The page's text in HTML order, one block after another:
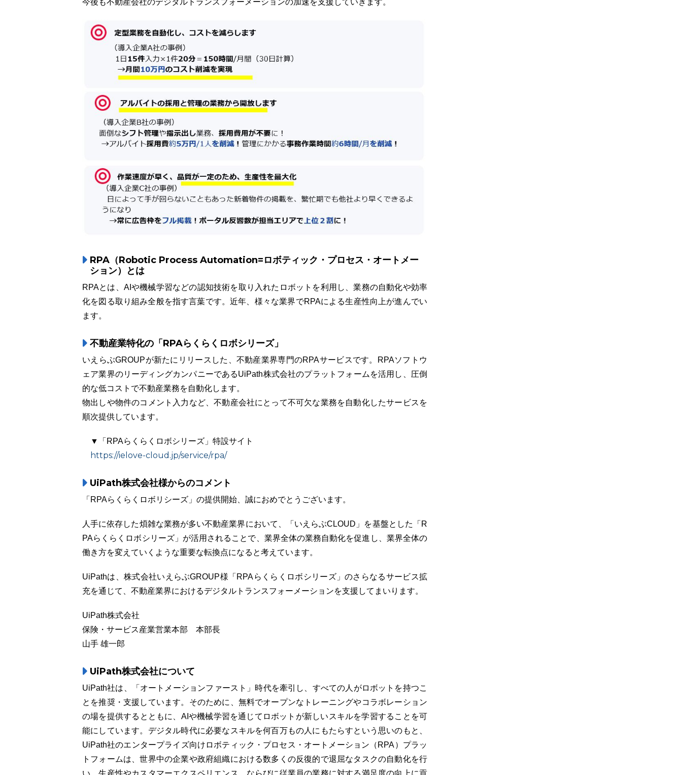
RPA（Robotic Process Automation=ロボティック・プロセス・オートメー
ション）とは
RPAとは、AIや機械学習などの認知技術を取り入れたロボットを利用し、業務の自動化や効率
化を図る取り組み全般を指す言葉です。近年、様々な業界でRPAによる生産性向上が進んでい
ます。
不動産業特化の「RPAらくらくロボシリーズ」
いえらぶGROUPが新たにリリースした、不動産業界専門のRPAサービスです。RPAソフトウ
ェア業界のリーディングカンパニーであるUiPath株式会社のプラットフォームを活用し、圧倒
的な低コストで不動産業務を自動化します。
物出しや物件のコメント入力など、不動産会社にとって不可欠な業務を自動化したサービスを
順次提供しています。
▼「RPAらくらくロボシリーズ」特設サイト
https://ielove-cloud.jp/service/rpa/
UiPath株式会社様からのコメント
「RPAらくらくロボリシーズ」の提供開始、誠におめでとうございます。
人手に依存した煩雑な業務が多い不動産業界において、「いえらぶCLOUD」を基盤とした「R
PAらくらくロボシリーズ」が活用されることで、業界全体の業務自動化を促進し、業界全体の
働き方を変えていくような重要な転換点になると考えています。
UiPathは、株式会社いえらぶGROUP様「RPAらくらくロボシリーズ」のさらなるサービス拡
充を通じて、不動産業界におけるデジタルトランスフォーメーションを支援してまいります。
UiPath株式会社
保険・サービス産業営業本部 本部長
山手 雄一郎
UiPath株式会社について
UiPath社は、「オートメーションファースト」時代を牽引し、すべての人がロボットを持つこ
とを推奨・支援しています。そのために、無料でオープンなトレーニングやコラボレーション
の場を提供するとともに、AIや機械学習を通じてロボットが新しいスキルを学習することを可
能にしています。デジタル時代に必要なスキルを何百万もの人にもたらすという思いのもと、
UiPath社のエンタープライズ向けロボティック・プロセス・オートメーション（RPA）プラッ
トフォームは、世界中の企業や政府組織における数多くの反復的で退屈なタスクの自動化を行
い、生産性やカスタマーエクスペリエンス、ならびに従業員の業務に対する満足度の向上に貢